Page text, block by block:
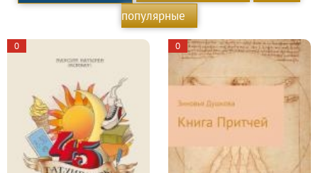
популярные
0 0